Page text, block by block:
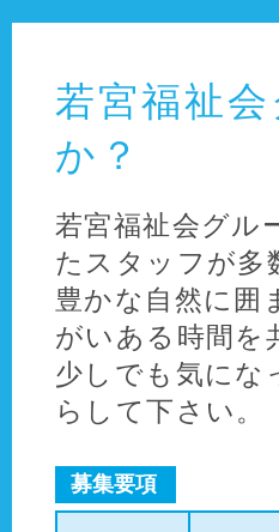
若宮福祉
か？
若宮福祉会グル
たスタッフが多
豊かな自然に囲
がいある時間を
少しでも気にな
らして下さい。
募集要項